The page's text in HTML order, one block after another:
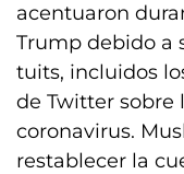
acentuaron
Trump debido a
tuits, incluidos
de Twitter sobre
coronavirus.
restablecer la